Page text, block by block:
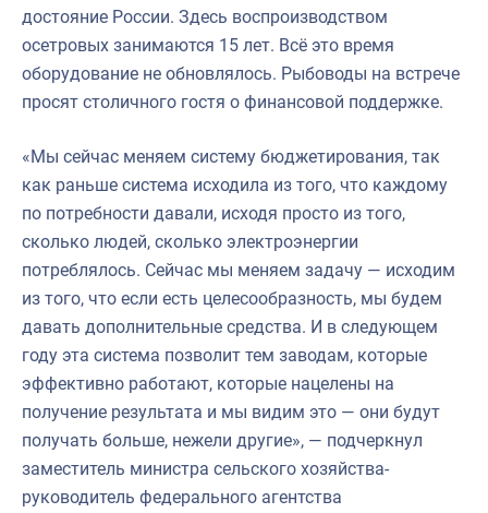
достояние России. Здесь воспроизводством
осетровых занимаются 15 лет. Всё это время
оборудование не обновлялось. Рыбоводы на встрече
просят столичного гостя о финансовой поддержке.
«Мы сейчас меняем систему бюджетирования, так
как раньше система исходила из того, что каждому
по потребности давали, исходя просто из того,
сколько людей, сколько электроэнергии
потреблялось. Сейчас мы меняем задачу — исходим
из того, что если есть целесообразность, мы будем
давать дополнительные средства. И в следующем
году эта система позволит тем заводам, которые
эффективно работают, которые нацелены на
получение результата и мы видим это — они будут
получать больше, нежели другие», — подчеркнул
заместитель министра сельского хозяйства-
руководитель федерального агентства